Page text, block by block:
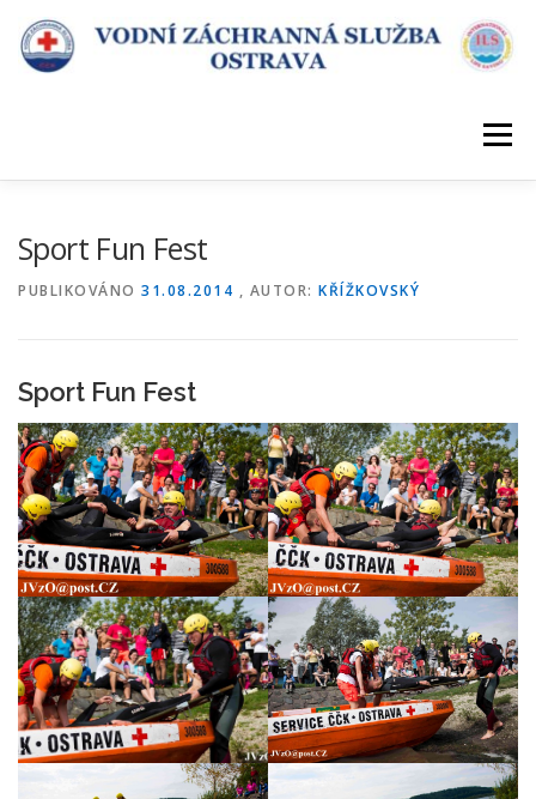
obsah
Menu
Sport Fun Fest
PUBLIKOVÁNO 31.08.2014 , AUTOR: KŘÍŽKOVSKÝ
Sport Fun Fest